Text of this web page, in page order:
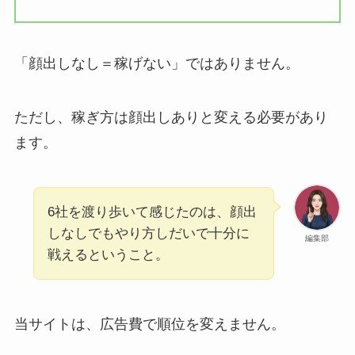
「顔出しなし＝稼げない」ではありません。
ただし、稼ぎ方は顔出しありと変える必要があり
ます。
編集部
6社を渡り歩いて感じたのは、顔出
しなしでもやり方しだいで十分に
戦えるということ。
当サイトは、広告費で順位を変えません。